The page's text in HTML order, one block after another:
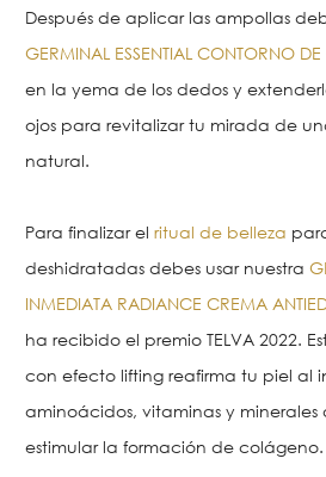
Después de aplicar las ampollas
GERMINAL ESSENTIAL CONTORNO
en la yema de los dedos y
ojos para revitalizar tu mirada de
natural.
Para finalizar el ritual de belleza
deshidratadas debes usar nuestra
INMEDIATA RADIANCE CREMA
ha recibido el premio TELVA 2022.
con efecto lifting reafirma tu piel al
aminoácidos, vitaminas y
estimular la formación de colágeno.